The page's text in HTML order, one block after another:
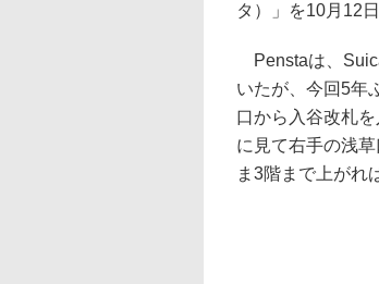
タ）」を10月12
Penstaは、
いたが、今回5年
口から入谷改札
に見て右手の浅
ま3階まで上がれ